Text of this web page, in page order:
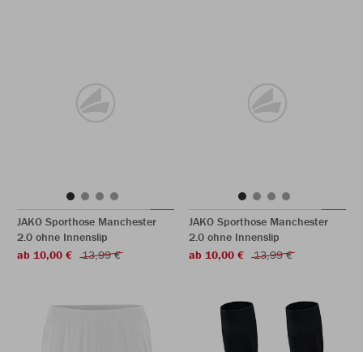
JAKO Sporthose Manchester
2.0 ohne Innenslip
ab 10,00 €
13,99 €
JAKO Sporthose Manchester
2.0 ohne Innenslip
ab 10,00 €
13,99 €